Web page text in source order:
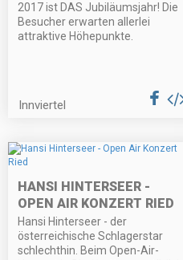
2017 ist DAS Jubiläumsjahr! Die
Besucher erwarten allerlei
attraktive Höhepunkte.
Innviertel
HANSI HINTERSEER -
OPEN AIR KONZERT RIED
Hansi Hinterseer - der
österreichische Schlagerstar
schlechthin. Beim Open-Air-